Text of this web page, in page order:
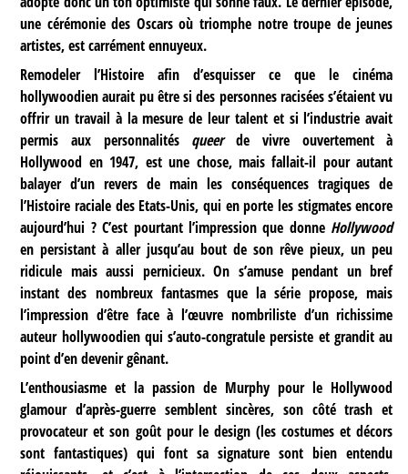
une cérémonie des Oscars où triomphe notre troupe de jeunes
artistes, est carrément ennuyeux.
Remodeler l’Histoire afin d’esquisser ce que le cinéma
hollywoodien aurait pu être si des personnes racisées s’étaient vu
offrir un travail à la mesure de leur talent et si l’industrie avait
permis aux personnalités queerde vivre ouvertement à
Hollywood en 1947, est une chose, mais fallait-il pour autant
balayer d’un revers de main les conséquences tragiques de
l’Histoire raciale des Etats-Unis, qui en porte les stigmates encore
aujourd’hui ? C’est pourtant l’impression que donne Hollywood
en persistant à aller jusqu’au bout de son rêve pieux, un peu
ridicule mais aussi pernicieux. On s’amuse pendant un bref
instant des nombreux fantasmes que la série propose, mais
l’impression d’être face à l’œuvre nombriliste d’un richissime
auteur hollywoodien qui s’auto-congratule persiste et grandit au
point d’en devenir gênant.
L’enthousiasme et la passion de Murphy pour le Hollywood
glamour d’après-guerre semblent sincères, son côté trash et
provocateur et son goût pour le design (les costumes et décors
sont fantastiques) qui font sa signature sont bien entendu